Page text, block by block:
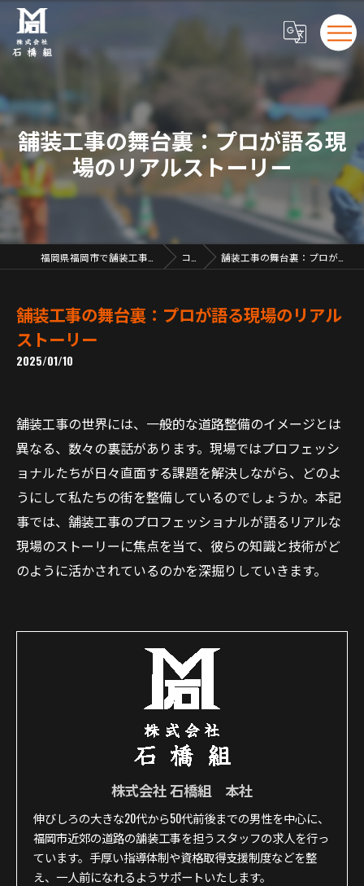
舗装工事の舞台裏：プロが語る現
場のリアルストーリー
コラム 舗装工事の舞台裏：プロが語る現場のリアルストーリー
舗装工事の舞台裏：プロが語る現場のリアル
ストーリー
2025/01/10
舗装工事の世界には、一般的な道路整備のイメージとは
異なる、数々の裏話があります。現場ではプロフェッシ
ョナルたちが日々直面する課題を解決しながら、どのよ
うにして私たちの街を整備しているのでしょうか。本記
事では、舗装工事のプロフェッショナルが語るリアルな
現場のストーリーに焦点を当て、彼らの知識と技術がど
のように活かされているのかを深掘りしていきます。
株式会社 石橋組 本社
伸びしろの大きな20代から50代前後までの男性を中心に、
福岡市近郊の道路の舗装工事を担うスタッフの求人を行っ
ています。手厚い指導体制や資格取得支援制度などを整
え、一人前になれるようサポートいたします。